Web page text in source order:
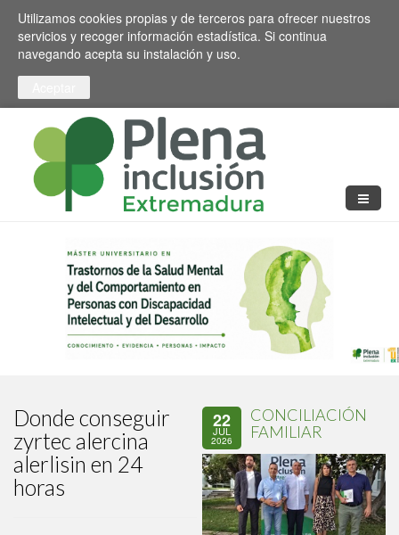
Pasar al contenido principal
Toggle high contrast
Utilizamos cookies propias y de terceros para ofrecer nuestros
servicios y recoger información estadística. Si continua
navegando acepta su instalación y uso.
Donde conseguir
zyrtec alercina
alerlisin en 24
horas
22
JUL
2026
CONCILIACIÓN
FAMILIAR